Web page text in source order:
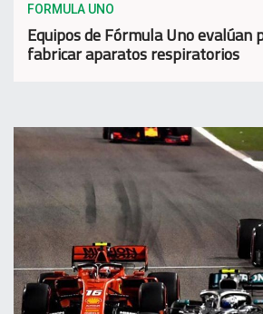
FORMULA UNO
Equipos de Fórmula Uno evalúan
fabricar aparatos respiratorios